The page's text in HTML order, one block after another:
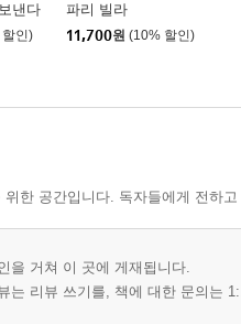
낸다
인)
파리 빌라
11,700원 (10% 할인)
위한 공간입니다. 독자들에게 전하
을 거쳐 이 곳에 게재됩니다.
는 리뷰 쓰기를, 책에 대한 문의는